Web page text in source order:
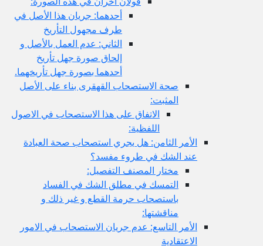
أحدهما: جريان هذا الأصل في
طرف مجهول التأريخ
الثاني: عدم العمل بالأصل و
إلحاق صورة جهل تأريخ
أحدهما بصورة جهل تأريخهما.
صحة الاستصحاب القهقرى بناء على الأصل
المثبت:
الاتفاق على هذا الاستصحاب في الاصول
اللفظية:
الأمر الثامن: هل يجري استصحاب صحة العبادة
عند الشك في طروء مفسد؟
مختار المصنف التفصيل:
التمسك في مطلق الشك في الفساد
باستصحاب حرمة القطع و غير ذلك و
مناقشتها:
الأمر التاسع: عدم جريان الاستصحاب في الامور
الاعتقادية